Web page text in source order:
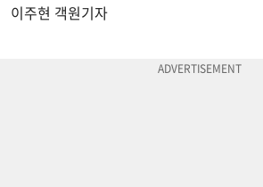
이주현 객원기자